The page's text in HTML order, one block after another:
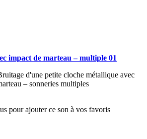
impact de marteau – multiple 01
d'une petite cloche métallique avec
– sonneries multiples